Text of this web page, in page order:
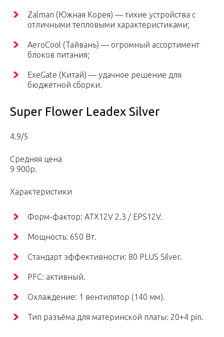
Zalman (Южная Корея) — тихие устройства с
отличными тепловыми характеристиками;
AeroCool (Тайвань) — огромный ассортимент
блоков питания;
ExeGate (Китай) — удачное решение для
бюджетной сборки.
Super Flower Leadex Silver
4.9/5
Средняя цена
9 900р.
Характеристики
Форм-фактор: ATX12V 2.3 / EPS12V.
Мощность: 650 Вт.
Стандарт эффективности: 80 PLUS Silver.
PFC: активный.
Охлаждение: 1 вентилятор (140 мм).
Тип разъёма для материнской платы: 20+4 pin.